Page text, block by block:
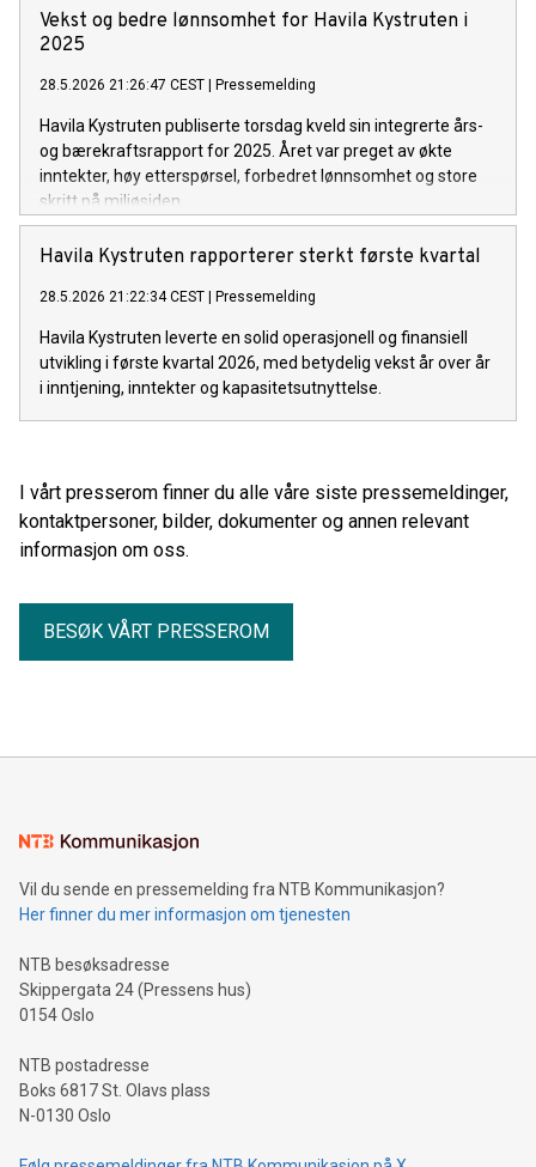
Vekst og bedre lønnsomhet for Havila Kystruten i
2025
28.5.2026 21:26:47 CEST | Pressemelding
Havila Kystruten publiserte torsdag kveld sin integrerte års-
og bærekraftsrapport for 2025. Året var preget av økte
inntekter, høy etterspørsel, forbedret lønnsomhet og store
skritt på miljøsiden.
Havila Kystruten rapporterer sterkt første kvartal
28.5.2026 21:22:34 CEST | Pressemelding
Havila Kystruten leverte en solid operasjonell og finansiell
utvikling i første kvartal 2026, med betydelig vekst år over år
i inntjening, inntekter og kapasitetsutnyttelse.
I vårt presserom finner du alle våre siste pressemeldinger,
kontaktpersoner, bilder, dokumenter og annen relevant
informasjon om oss.
BESØK VÅRT PRESSEROM
Vil du sende en pressemelding fra NTB Kommunikasjon?
Her finner du mer informasjon om tjenesten
NTB besøksadresse
Skippergata 24 (Pressens hus)
0154 Oslo
NTB postadresse
Boks 6817 St. Olavs plass
N-0130 Oslo